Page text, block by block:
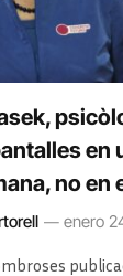
en
no en
enero